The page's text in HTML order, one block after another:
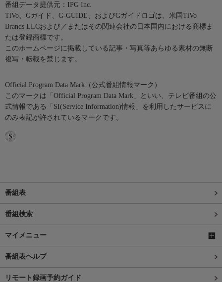
番組データ提供元：IPG Inc.
TiVo、Gガイド、G-GUIDE、およびGガイドロゴは、米国TiVo
Brands LLCおよび／またはその関連会社の日本国内における商標ま
たは登録商標です。
このホームページに掲載している記事・写真等あらゆる素材の無断
複写・転載を禁じます。
Official Program Data Mark（公式番組情報マーク）
このマークは「Official Program Data Mark」といい、テレビ番組の公
式情報である「SI(Service Information)情報」を利用したサービスに
のみ表記が許されているマークです。
番組表
番組検索
マイメニュー
番組表ヘルプ
リモート録画予約ガイド